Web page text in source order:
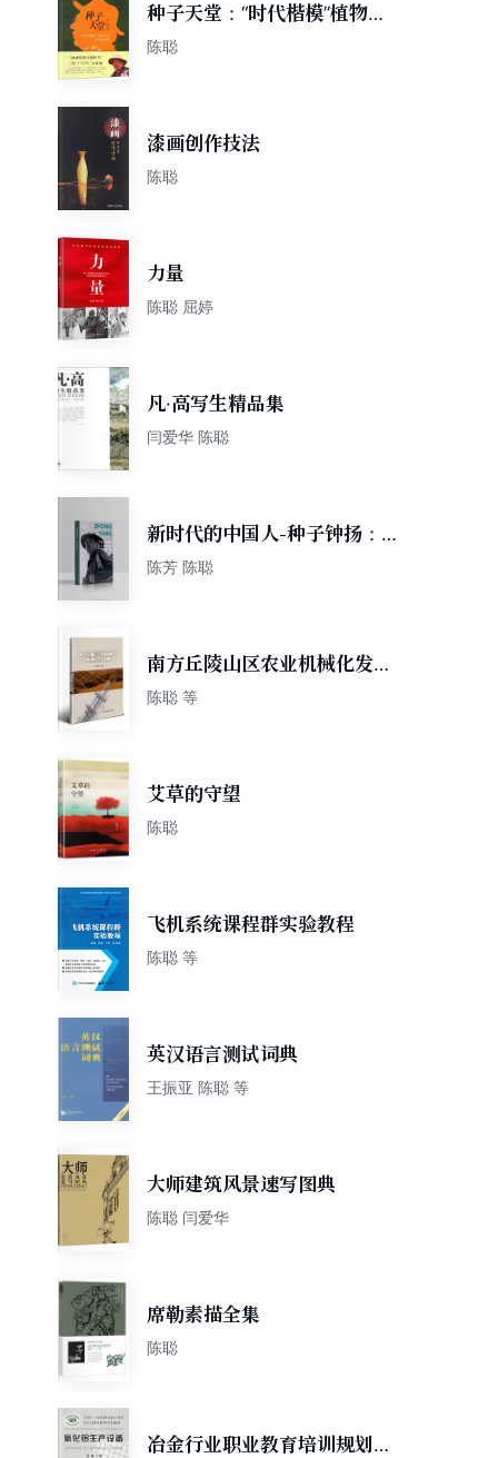
种子天堂：“时代楷模”植物学
家钟扬的故事/科学追梦人系列
陈聪
漆画创作技法
陈聪
力量
陈聪 屈婷
凡·高写生精品集
闫爱华 陈聪
新时代的中国人-种子钟扬：一
个新时代奋斗者的人生答卷
陈芳 陈聪
南方丘陵山区农业机械化发展
模式与战略
陈聪 等
艾草的守望
陈聪
飞机系统课程群实验教程
陈聪 等
英汉语言测试词典
王振亚 陈聪 等
大师建筑风景速写图典
陈聪 闫爱华
席勒素描全集
陈聪
冶金行业职业教育培训规划教